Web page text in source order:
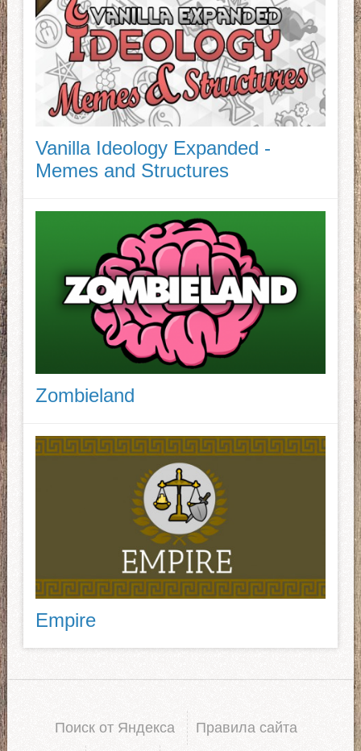
Vanilla Ideology Expanded -
Memes and Structures
Zombieland
Empire
Поиск от Яндекса Правила сайта